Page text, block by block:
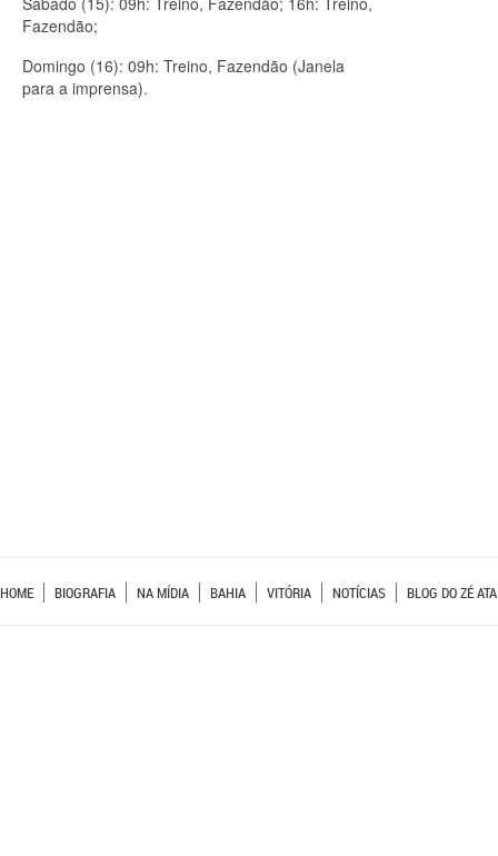
Fazendão;
Domingo (16): 09h: Treino, Fazendão (Janela
para a imprensa).
HOME BIOGRAFIA NA MÍDIA BAHIA VITÓRIA NOTÍCIAS BLOG DO ZÉ